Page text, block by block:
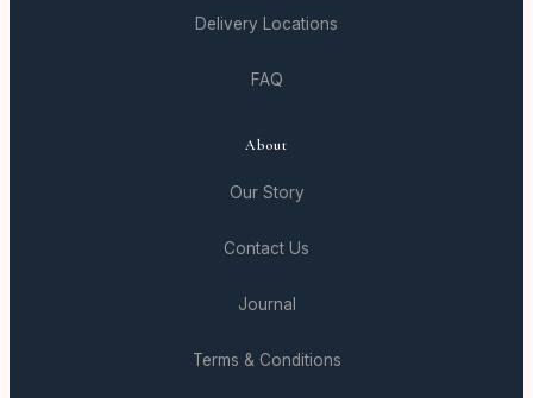
Delivery Locations
FAQ
About
Our Story
Contact Us
Journal
Terms & Conditions